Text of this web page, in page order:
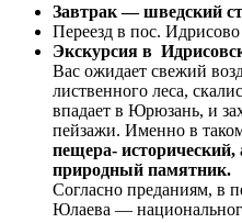
Завтрак — шведский
Переезд в пос.
Экскурсия в
Вас ожидает свежий
лиственного леса,
впадает в Юрюзань, и
пейзажи. Именно в
пещера- исторический,
природный памятник.
Согласно преданиям, в
Юлаева —